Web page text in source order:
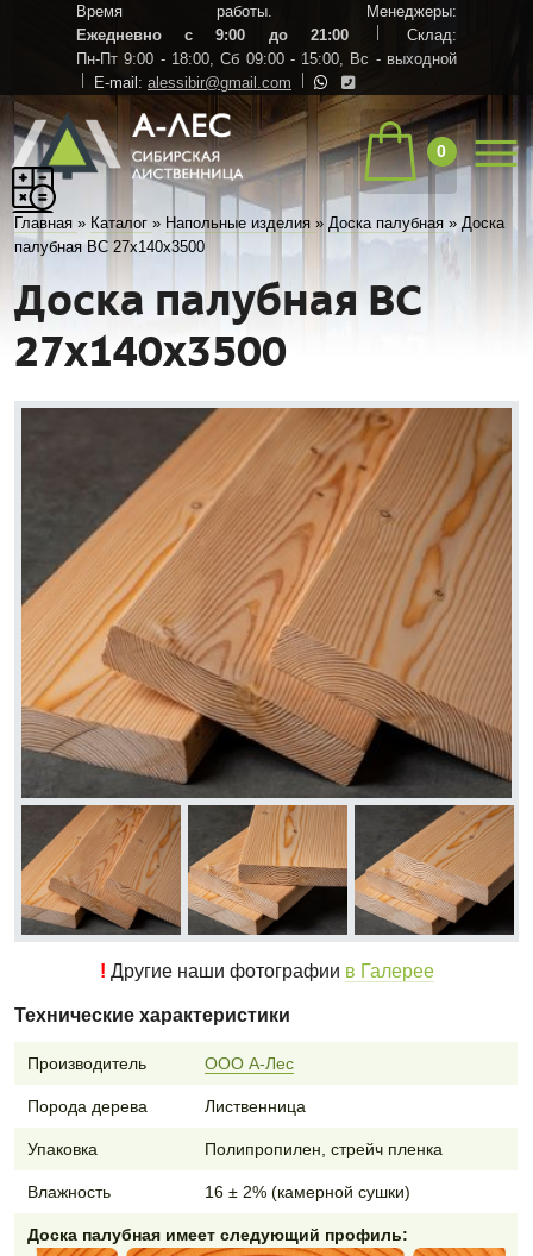
Время работы. Менеджеры:
Ежедневно с 9:00 до 21:00
Склад:
Пн-Пт 9:00 - 18:00, Сб 09:00 - 15:00, Вс - выходной
E-mail: alessibir@gmail.com
0
Главная » Каталог » Напольные изделия »Доска палубная »Доска
палубная ВС 27х140х3500
Доска палубная ВС
27х140х3500
! Другие наши фотографии в Галерее
Технические характеристики
Производитель ООО А-Лес
Порода дерева Лиственница
Упаковка Полипропилен, стрейч пленка
Влажность 16 ± 2% (камерной сушки)
Доска палубная имеет следующий профиль: